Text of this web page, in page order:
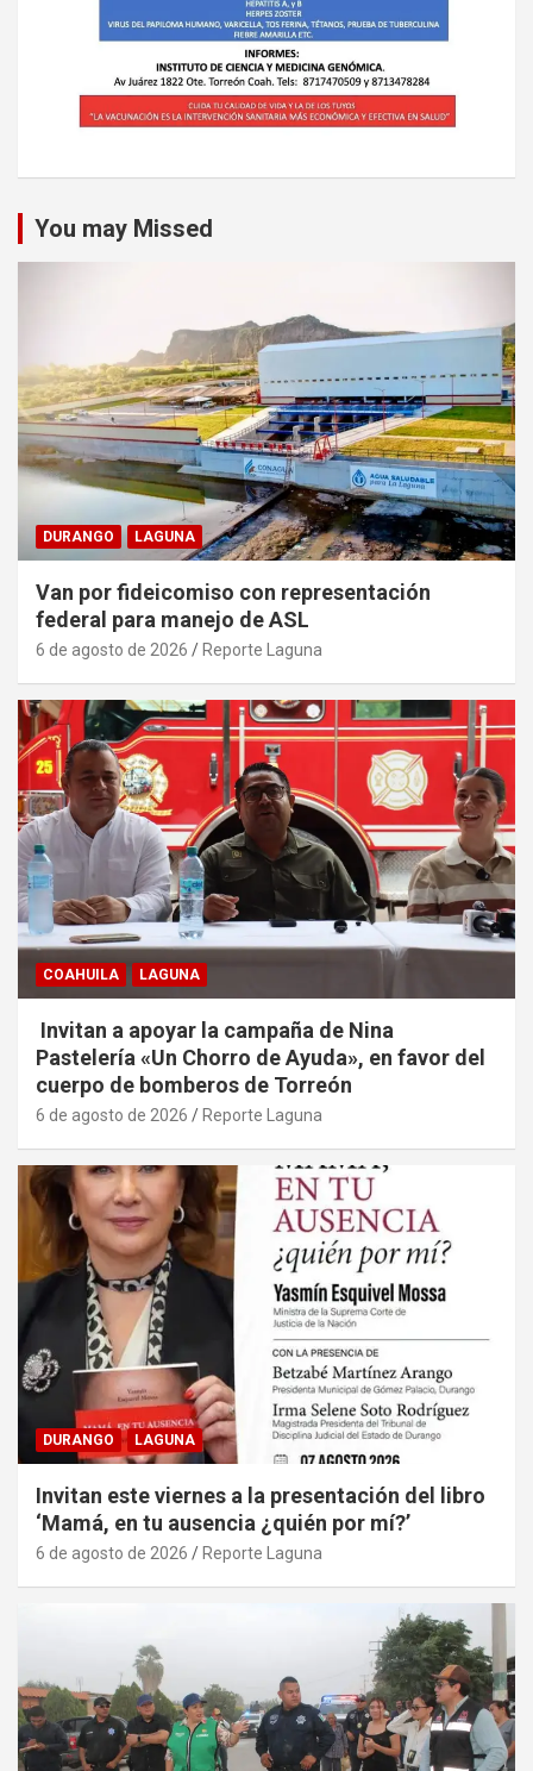
You may Missed
DURANGO LAGUNA
Van por fideicomiso con representación
federal para manejo de ASL
6 de agosto de 2026 Reporte Laguna
COAHUILA LAGUNA
Invitan a apoyar la campaña de Nina
Pastelería «Un Chorro de Ayuda», en favor del
cuerpo de bomberos de Torreón
6 de agosto de 2026 Reporte Laguna
DURANGO LAGUNA
Invitan este viernes a la presentación del libro
‘Mamá, en tu ausencia ¿quién por mí?’
6 de agosto de 2026 Reporte Laguna